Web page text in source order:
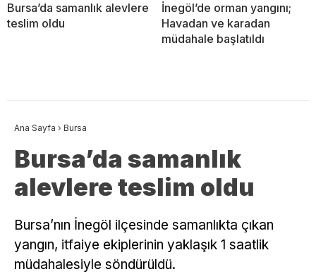
Bursa’da samanlık alevlere
teslim oldu
İnegöl’de orman yangını;
Havadan ve karadan
müdahale başlatıldı
Ana Sayfa › Bursa
Bursa’da samanlık
alevlere teslim oldu
Bursa’nın İnegöl ilçesinde samanlıkta çıkan
yangın, itfaiye ekiplerinin yaklaşık 1 saatlik
müdahalesiyle söndürüldü.